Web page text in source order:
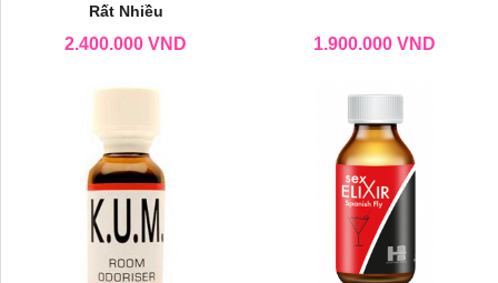
Rất Nhiều
2.400.000 VND 1.900.000 VND